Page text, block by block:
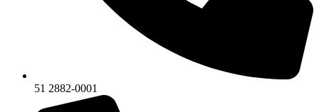
51 2882-0001